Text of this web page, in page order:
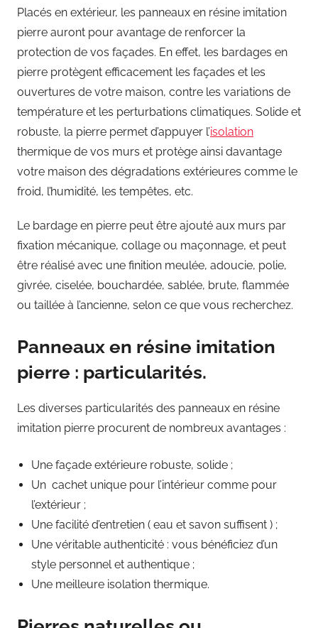
Placés en extérieur, les panneaux en résine imitation
pierre auront pour avantage de renforcer la
protection de vos façades. En effet, les bardages en
pierre protègent efficacement les façades et les
ouvertures de votre maison, contre les variations de
température et les perturbations climatiques. Solide et
robuste, la pierre permet d’appuyer l’isolation
thermique de vos murs et protège ainsi davantage
votre maison des dégradations extérieures comme le
froid, l’humidité, les tempêtes, etc.
Le bardage en pierre peut être ajouté aux murs par
fixation mécanique, collage ou maçonnage, et peut
être réalisé avec une finition meulée, adoucie, polie,
givrée, ciselée, bouchardée, sablée, brute, flammée
ou taillée à l’ancienne, selon ce que vous recherchez.
Panneaux en résine imitation
pierre : particularités.
Les diverses particularités des panneaux en résine
imitation pierre procurent de nombreux avantages :
Une façade extérieure robuste, solide ;
Un cachet unique pour l’intérieur comme pour
l’extérieur ;
Une facilité d’entretien ( eau et savon suffisent ) ;
Une véritable authenticité : vous bénéficiez d’un
style personnel et authentique ;
Une meilleure isolation thermique.